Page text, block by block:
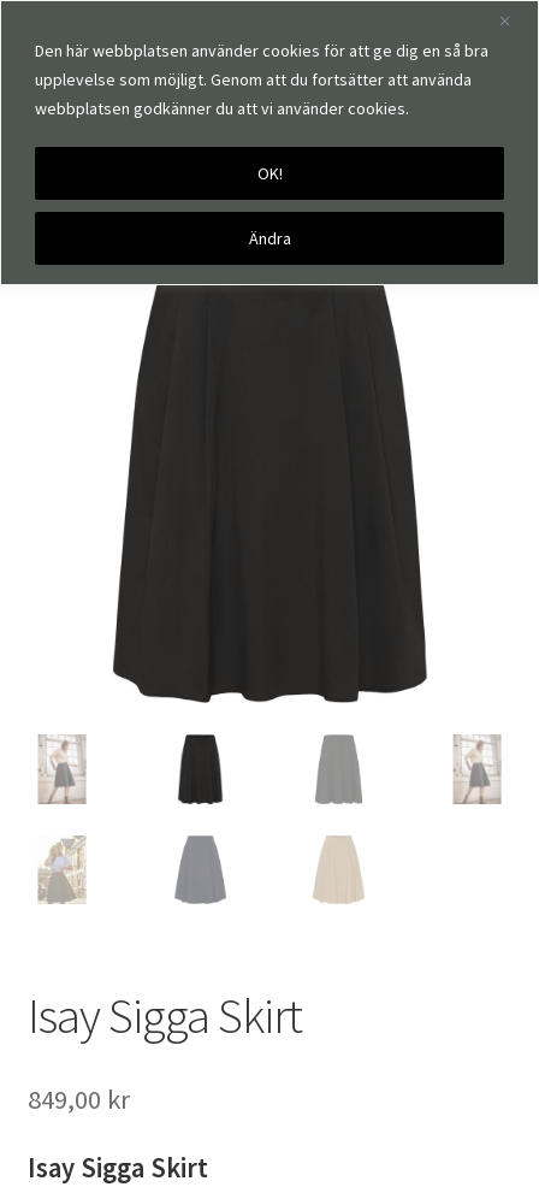
Den här webbplatsen använder cookies för att ge dig en så bra
upplevelse som möjligt. Genom att du fortsätter att använda
webbplatsen godkänner du att vi använder cookies.
Ändra
OK!
Hem
Märken Isay Isay Sigga Skirt
🔍
Isay Sigga Skirt
849,00 kr
Isay Sigga Skirt